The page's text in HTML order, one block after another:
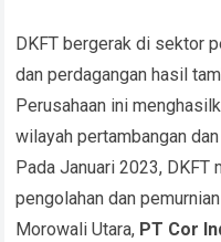
DKFT bergerak di sektor
dan perdagangan hasil
Perusahaan ini
wilayah pertambangan
Pada Januari 2023, DKFT
pengolahan dan
Morowali Utara, PT Cor